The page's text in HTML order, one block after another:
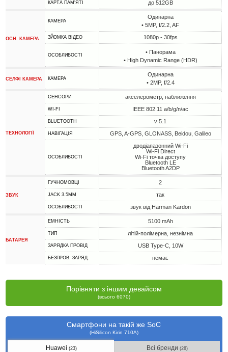
КАРТА ПАМ'ЯТІ до 512GB
ОСН. КАМЕРА
КАМЕРА
Одинарна
• 5MP, f/2.2, AF
ЗЙОМКА ВІДЕО 1080p - 30fps
ОСОБЛИВОСТІ
• Панорама
• High Dynamic Range (HDR)
СЕЛФІ КАМЕРА КАМЕРА
Одинарна
• 2MP, f/2.4
ТЕХНОЛОГІЇ
СЕНСОРИ акселерометр, наближення
WI-FI IEEE 802.11 a/b/g/n/ac
BLUETOOTH v 5.1
НАВІГАЦІЯ GPS, A-GPS, GLONASS, Beidou, Galileo
ОСОБЛИВОСТІ
дводіапазонний Wi-Fi
Wi-Fi Direct
Wi-Fi точка доступу
Bluetooth LE
Bluetooth A2DP
ЗВУК
ГУЧНОМОВЦІ 2
JACK 3.5MM так
ОСОБЛИВОСТІ звук від Harman Kardon
БАТАРЕЯ
ЕМНІСТЬ 5100 mAh
ТИП літій-полімерна, незнімна
ЗАРЯДКА ПРОВІД USB Type-C, 10W
БЕЗПРОВ. ЗАРЯД. немає
Порівняти з іншим девайсом
(всього 6070)
Смартфони на такій же SoC
(HiSilicon Kirin 710A)
Huawei (23) Всі бренди(28)